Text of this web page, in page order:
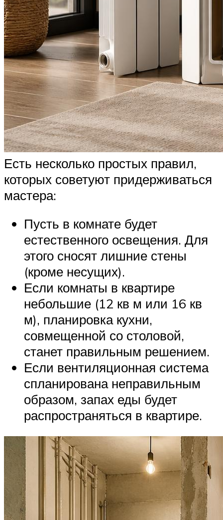
Есть несколько простых правил,
которых советуют придерживаться
мастера:
Пусть в комнате будет
естественного освещения. Для
этого сносят лишние стены
(кроме несущих).
Если комнаты в квартире
небольшие (12 кв м или 16 кв
м), планировка кухни,
совмещенной со столовой,
станет правильным решением.
Если вентиляционная система
спланирована неправильным
образом, запах еды будет
распространяться в квартире.